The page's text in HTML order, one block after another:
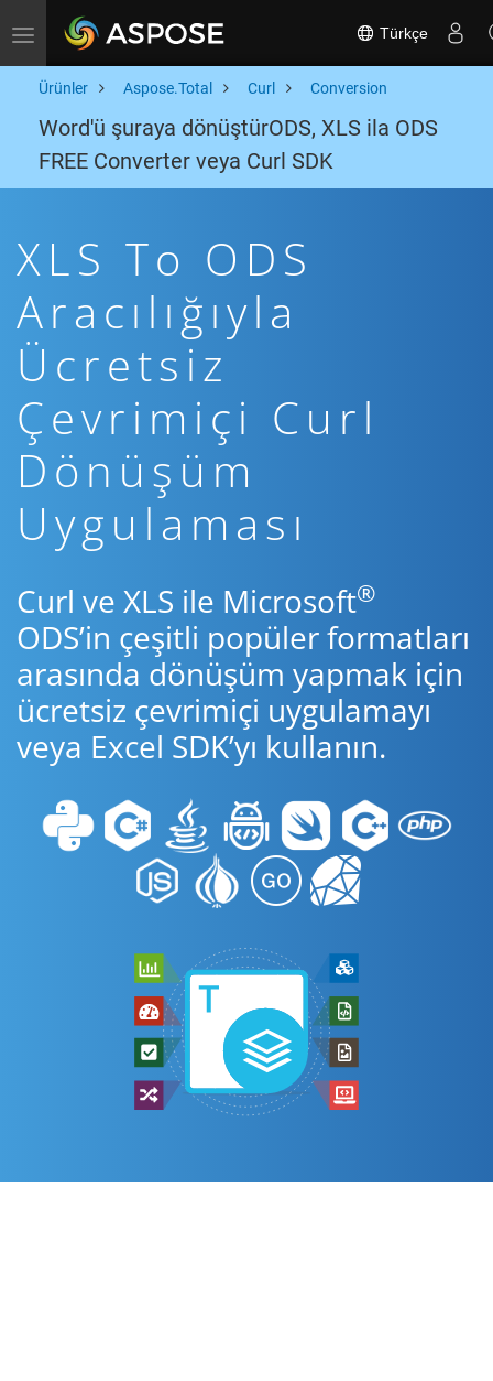
Toggle navigation Türkçe
Ürünler Aspose.Total Curl Conversion
Word'ü şuraya dönüştürODS, XLS ila ODS
FREE Converter veya Curl SDK
XLS To ODS
Aracılığıyla
Ücretsiz
Çevrimiçi Curl
Dönüşüm
Uygulaması
Curl ve XLS ile Microsoft®
ODS’in çeşitli popüler formatları
arasında dönüşüm yapmak için
ücretsiz çevrimiçi uygulamayı
veya Excel SDK’yı kullanın.